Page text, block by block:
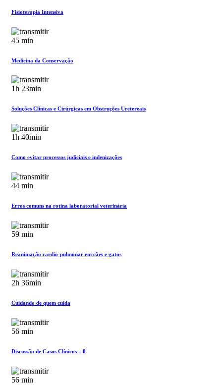
Fisioterapia Intensiva
45 min
Medicina da Conservação
1h 23min
Soluções Clínicas e Cirúrgicas em Obstruções Uretereais
1h 40min
Como evitar processos judiciais e indenizações
44 min
Erros comuns na rotina laboratorial veterinária
59 min
Reanimação cardio-pulmonar em cães e gatos
2h 36min
Cuidando de quem cuida
56 min
Discussão de Casos Clínicos – 8
56 min